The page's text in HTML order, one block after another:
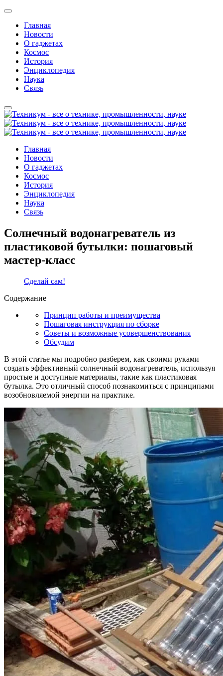
Главная
Новости
О гаджетах
Космос
История
Энциклопедия
Наука
Связь
Главная
Новости
О гаджетах
Космос
История
Энциклопедия
Наука
Связь
Солнечный водонагреватель из
пластиковой бутылки: пошаговый
мастер-класс
Сделай сам!
Содержание
Принцип работы и преимущества
Пошаговая инструкция по сборке
Советы и возможные усовершенствования
Обсудим
В этой статье мы подробно разберем, как своими руками
создать эффективный солнечный водонагреватель, используя
простые и доступные материалы, такие как пластиковая
бутылка. Это отличный способ познакомиться с принципами
возобновляемой энергии на практике.